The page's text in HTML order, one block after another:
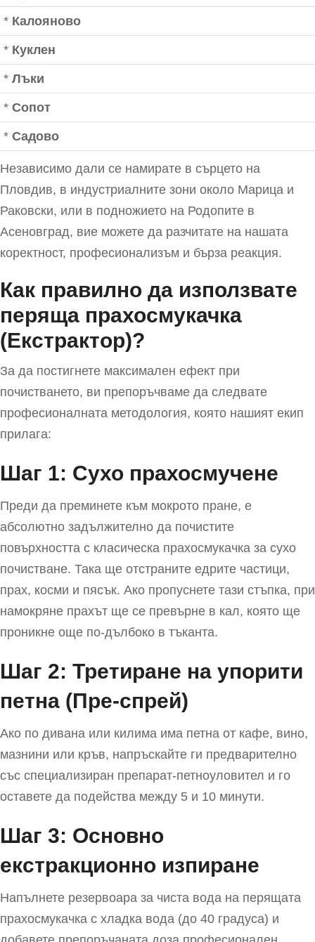
* Калояново
* Куклен
* Лъки
* Сопот
* Садово
Независимо дали се намирате в сърцето на
Пловдив, в индустриалните зони около Марица и
Раковски, или в подножието на Родопите в
Асеновград, вие можете да разчитате на нашата
коректност, професионализъм и бърза реакция.
Как правилно да използвате
перяща прахосмукачка
(Екстрактор)?
За да постигнете максимален ефект при
почистването, ви препоръчваме да следвате
професионалната методология, която нашият екип
прилага:
Шаг 1: Сухо прахосмучене
Преди да преминете към мокрото пране, е
абсолютно задължително да почистите
повърхността с класическа прахосмукачка за сухо
почистване. Така ще отстраните едрите частици,
прах, косми и пясък. Ако пропуснете тази стъпка, при
намокряне прахът ще се превърне в кал, която ще
проникне още по-дълбоко в тъканта.
Шаг 2: Третиране на упорити
петна (Пре-спрей)
Ако по дивана или килима има петна от кафе, вино,
мазнини или кръв, напръскайте ги предварително
със специализиран препарат-петноуловител и го
оставете да подейства между 5 и 10 минути.
Шаг 3: Основно
екстракционно изпиране
Напълнете резервоара за чиста вода на перящата
прахосмукачка с хладка вода (до 40 градуса) и